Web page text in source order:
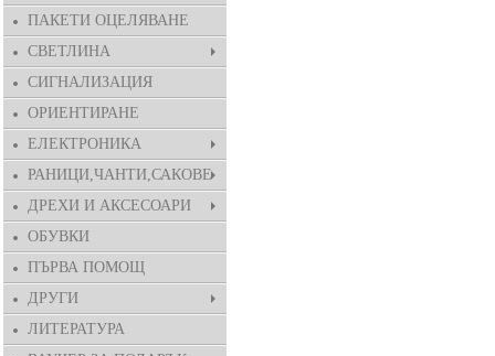
ПАКЕТИ ОЦЕЛЯВАНЕ
СВЕТЛИНА
СИГНАЛИЗАЦИЯ
ОРИЕНТИРАНЕ
ЕЛЕКТРОНИКА
РАНИЦИ,ЧАНТИ,САКОВЕ
ДРЕХИ И АКСЕСОАРИ
ОБУВКИ
ПЪРВА ПОМОЩ
ДРУГИ
ЛИТЕРАТУРА